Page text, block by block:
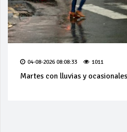
04-08-2026 08:08:33 1011
Martes con lluvias y